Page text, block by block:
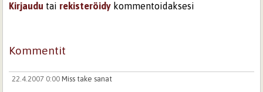
Kirjaudu tai rekisteröidy kommentoidaksesi
Kommentit
22.4.2007 0:00 Miss take sanat